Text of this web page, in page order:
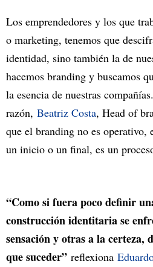
Los emprendedores y los que
o marketing, tenemos que
identidad, sino también la de
hacemos branding y buscamos
la esencia de nuestras
razón, Beatriz Costa, Head of
que el branding no es operativo,
un inicio o un final, es un
“Como si fuera poco definir
construcción identitaria se
sensación y otras a la certeza,
que suceder” reflexiona